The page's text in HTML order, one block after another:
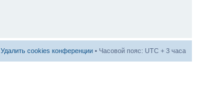
Удалить cookies конференции • Часовой пояс: UTC + 3 часа